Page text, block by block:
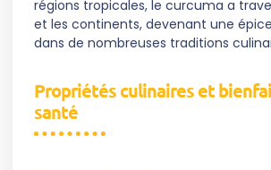
régions tropicales, le curcuma a
et les continents, devenant une
dans de nombreuses traditions
Propriétés culinaires et
santé